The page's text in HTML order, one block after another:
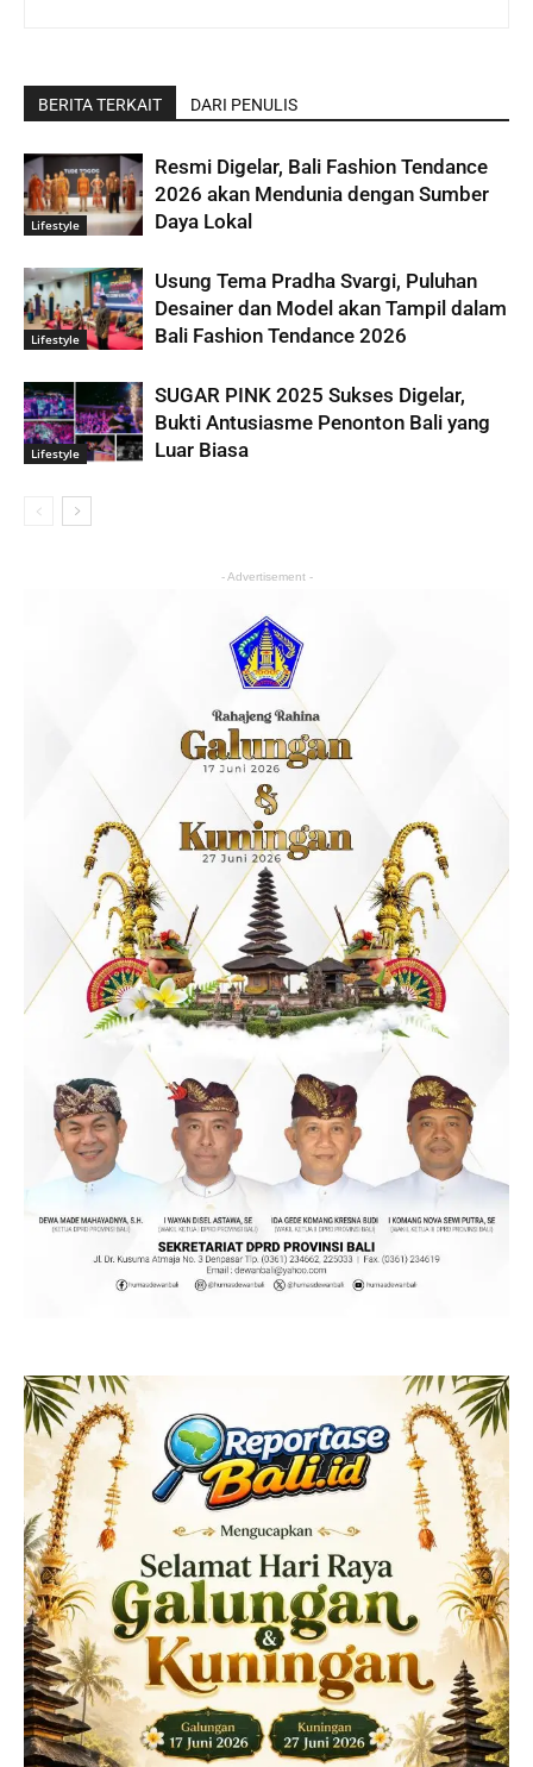
BERITA TERKAIT DARI PENULIS
Lifestyle
Resmi Digelar, Bali Fashion Tendance
2026 akan Mendunia dengan Sumber
Daya Lokal
Lifestyle
Usung Tema Pradha Svargi, Puluhan
Desainer dan Model akan Tampil dalam
Bali Fashion Tendance 2026
Lifestyle
SUGAR PINK 2025 Sukses Digelar,
Bukti Antusiasme Penonton Bali yang
Luar Biasa
- Advertisement -